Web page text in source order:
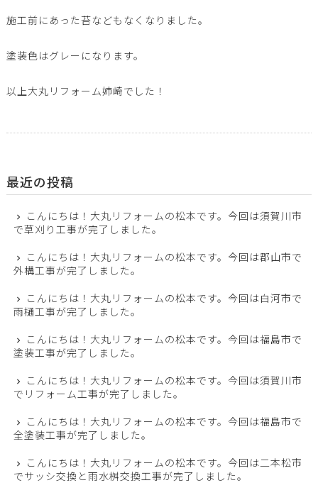
施工前にあった苔などもなくなりました。
塗装色はグレーになります。
以上大丸リフォーム姉崎でした！
最近の投稿
こんにちは！大丸リフォームの松本です。今回は須賀川市
で草刈り工事が完了しました。
こんにちは！大丸リフォームの松本です。今回は郡山市で
外構工事が完了しました。
こんにちは！大丸リフォームの松本です。今回は白河市で
雨樋工事が完了しました。
こんにちは！大丸リフォームの松本です。今回は福島市で
塗装工事が完了しました。
こんにちは！大丸リフォームの松本です。今回は須賀川市
でリフォーム工事が完了しました。
こんにちは！大丸リフォームの松本です。今回は福島市で
全塗装工事が完了しました。
こんにちは！大丸リフォームの松本です。今回は二本松市
でサッシ交換と雨水桝交換工事が完了しました。